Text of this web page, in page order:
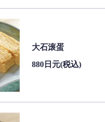
大石滚蛋
880日元(税込)